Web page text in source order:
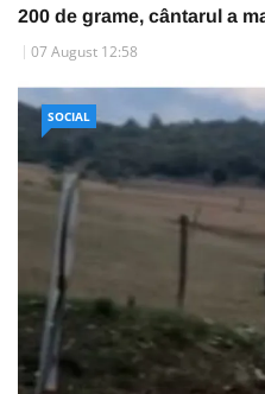
200 de grame, cântarul a
07 August 12:58
SOCIAL